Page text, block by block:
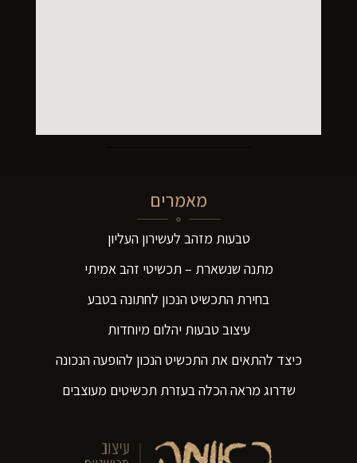
מאמרים
טבעות מזהב לעשירון העליון
מתנה שנשארת – תכשיטי זהב אמיתי
בחירת התכשיט הנכון לחתונה בטבע
עיצוב טבעות יהלום מיוחדות
כיצד להתאים את התכשיט הנכון להופעה הנכונה
שדרוג מראה הכלה בעזרת תכשיטים מעוצבים